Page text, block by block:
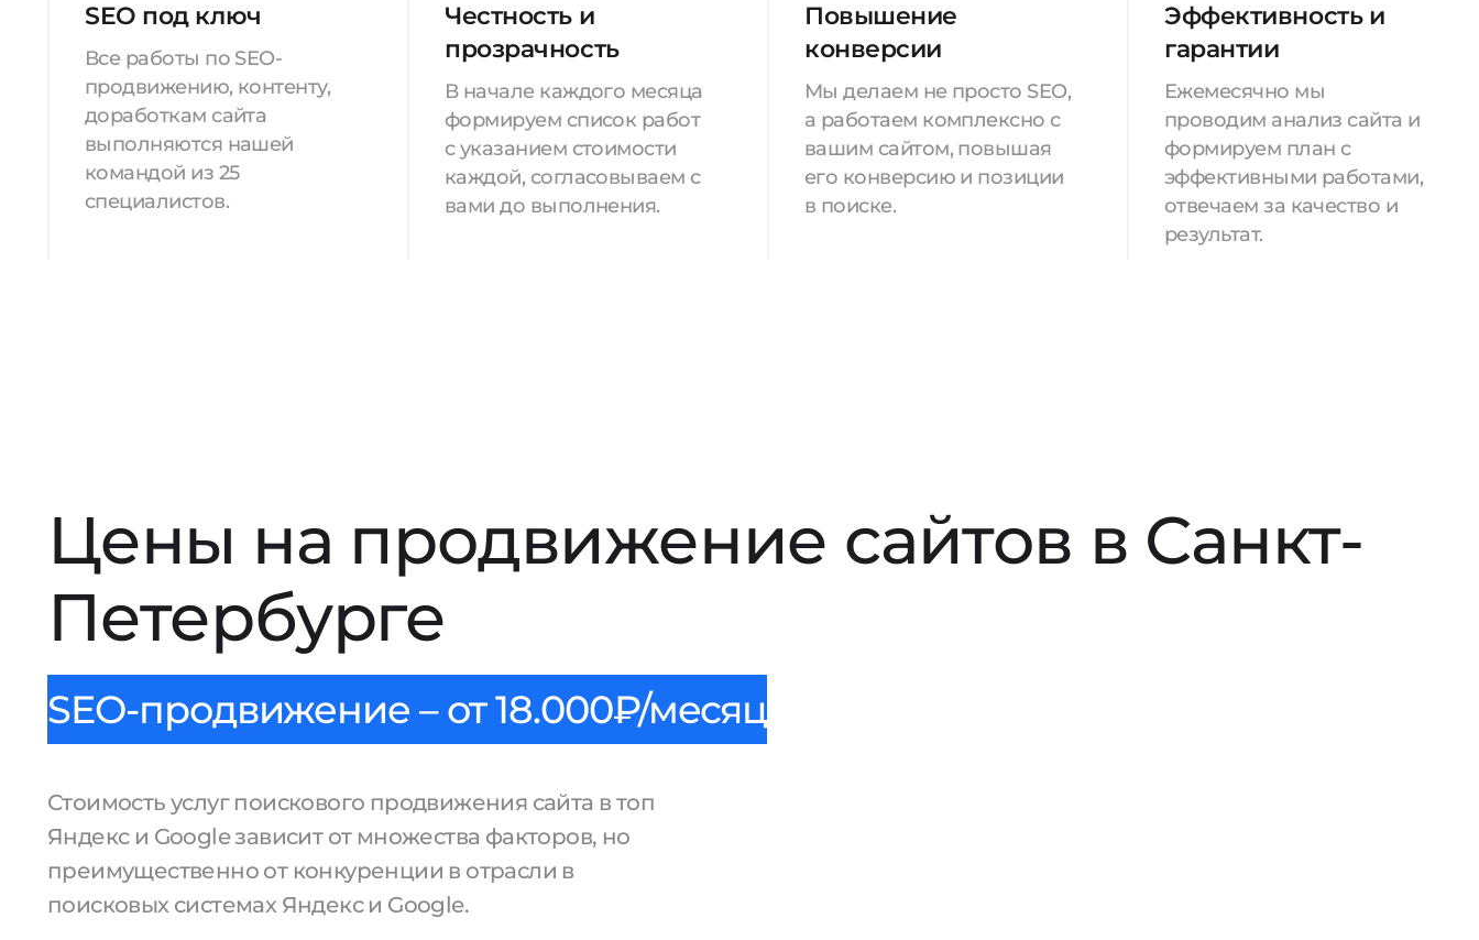
SEO под ключ
Все работы по SEO-
продвижению, контенту,
доработкам сайта
выполняются нашей
командой из 25
специалистов.
Честность и
прозрачность
В начале каждого месяца
формируем список работ
с указанием стоимости
каждой, согласовываем с
вами до выполнения.
Повышение
конверсии
Мы делаем не просто SEO,
а работаем комплексно с
вашим сайтом, повышая
его конверсию и позиции
в поиске.
Эффективность и
гарантии
Ежемесячно мы
проводим анализ сайта и
формируем план с
эффективными работами,
отвечаем за качество и
результат.
Цены на продвижение сайтов в Санкт-
Петербурге
SEO-продвижение – от 18.000₽/месяц
Стоимость услуг поискового продвижения сайта в топ
Яндекс и Google зависит от множества факторов, но
преимущественно от конкуренции в отрасли в
поисковых системах Яндекс и Google.